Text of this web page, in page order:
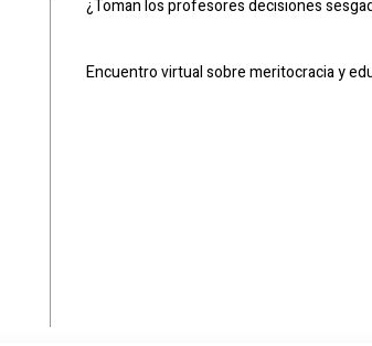
¿Toman los profesores decisiones
Encuentro virtual sobre meritocracia y